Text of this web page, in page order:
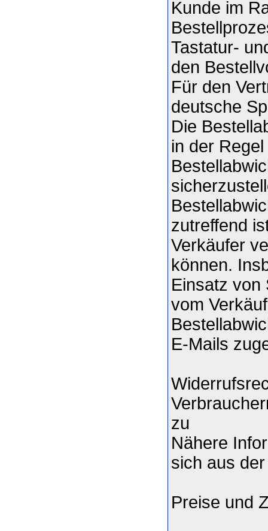
Kunde im
Tastatur-
den
Für den
deutsche
Die
in der
zutreffend
Verkäufer
können.
Einsatz von
vom
E-Mails
zu
Nähere
sich aus
Preise und